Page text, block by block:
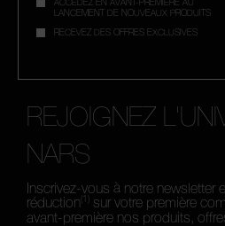
ACCÉDEZ EN AVANT-PREMIÈRE AU
LANCEMENT DE NOUVEAUX PRODUITS
RECEVEZ DES OFFRES EXCLUSIVES
REJOIGNEZ
NARS
Inscrivez-vous à notre newsletter
réduction (1) sur votre première
avant-première nos produits,